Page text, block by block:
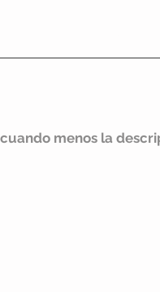
menos la